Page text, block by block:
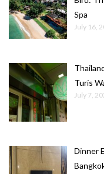
Spa
July 16,
Turis
July 7,
Dinner